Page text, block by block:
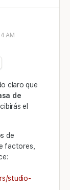
AM
claro que
de
el
de
factores,
studio-